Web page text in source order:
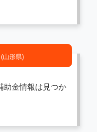
(山形県)
助金情報は見つか